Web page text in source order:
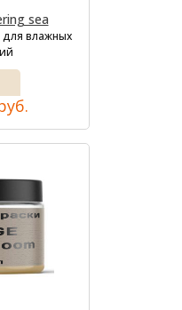
sea
для влажных